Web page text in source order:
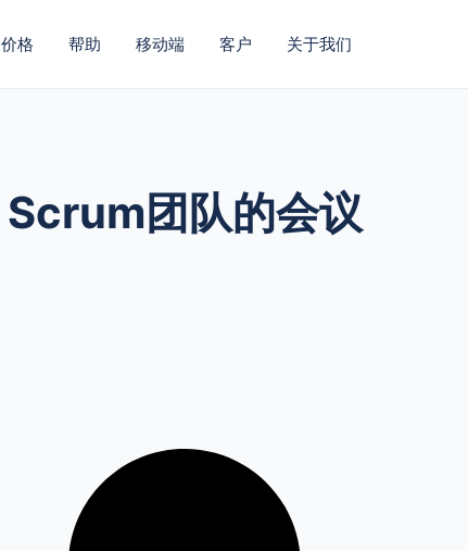
价格 帮助 移动端 客户 关于我们
Scrum团队的会议